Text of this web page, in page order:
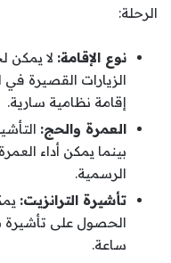
الرحلة:
نوع الإقامة: لا يمكن
الزيارات القصيرة
إقامة نظامية سارية.
العمرة والحج:
بينما يمكن أداء
الرسمية.
تأشيرة الترانزيت:
ساعة.